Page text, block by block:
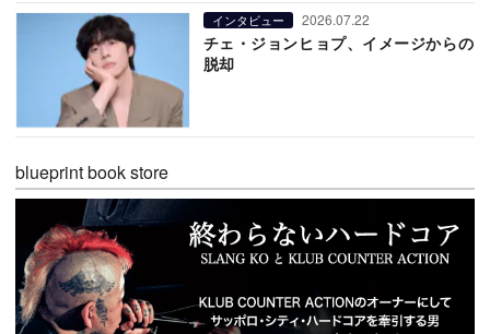
インタビュー 2026.07.22
チェ・ジョンヒョプ、イメージからの
脱却
blueprint book store